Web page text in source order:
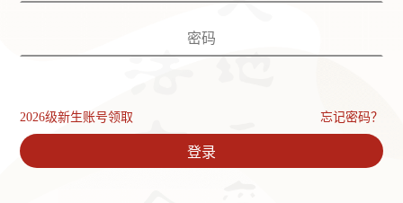
2026级新生账号领取 忘记密码？